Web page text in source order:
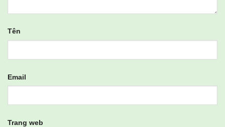
Tên
Email
Trang web